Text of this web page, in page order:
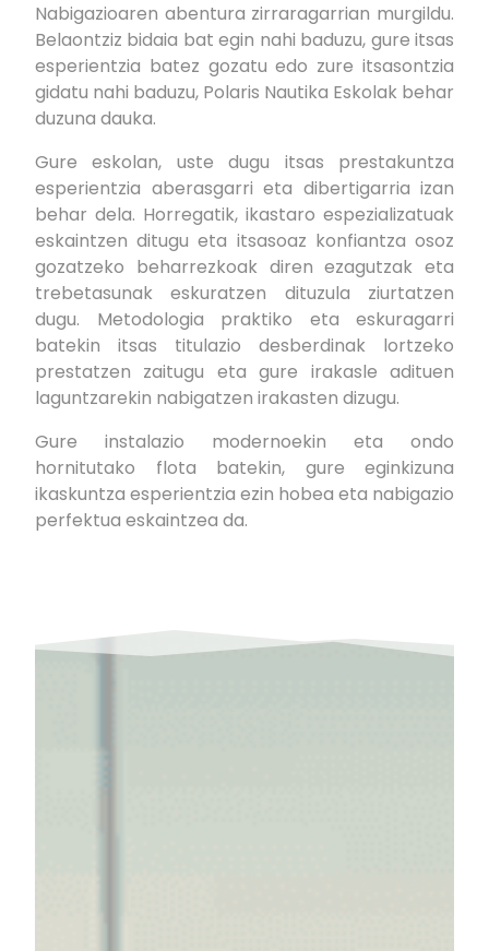
Nabigazioaren abentura zirraragarrian murgildu.
Belaontziz bidaia bat egin nahi baduzu, gure itsas
esperientzia batez gozatu edo zure itsasontzia
gidatu nahi baduzu, Polaris Nautika Eskolak behar
duzuna dauka.
Gure eskolan, uste dugu itsas prestakuntza
esperientzia aberasgarri eta dibertigarria izan
behar dela. Horregatik, ikastaro espezializatuak
eskaintzen ditugu eta itsasoaz konfiantza osoz
gozatzeko beharrezkoak diren ezagutzak eta
trebetasunak eskuratzen dituzula ziurtatzen
dugu. Metodologia praktiko eta eskuragarri
batekin itsas titulazio desberdinak lortzeko
prestatzen zaitugu eta gure irakasle adituen
laguntzarekin nabigatzen irakasten dizugu.
Gure instalazio modernoekin eta ondo
hornitutako flota batekin, gure eginkizuna
ikaskuntza esperientzia ezin hobea eta nabigazio
perfektua eskaintzea da.